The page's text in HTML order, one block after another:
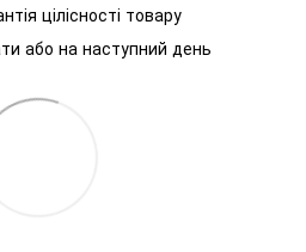
цілісності товару
або на наступний день